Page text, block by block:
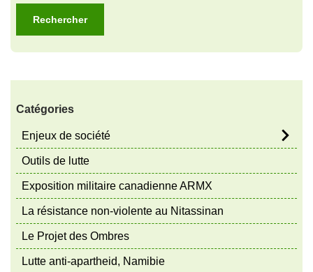
Catégories
Enjeux de société
Outils de lutte
Exposition militaire canadienne ARMX
La résistance non-violente au Nitassinan
Le Projet des Ombres
Lutte anti-apartheid, Namibie